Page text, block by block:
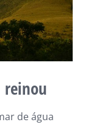
reinou
de água